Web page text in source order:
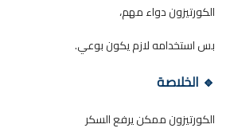
الكورتيزون دواء مهم،
بس استخدامه لازم يكون بوعي.
🔹 الخلاصة
الكورتيزون ممكن يرفع السكر